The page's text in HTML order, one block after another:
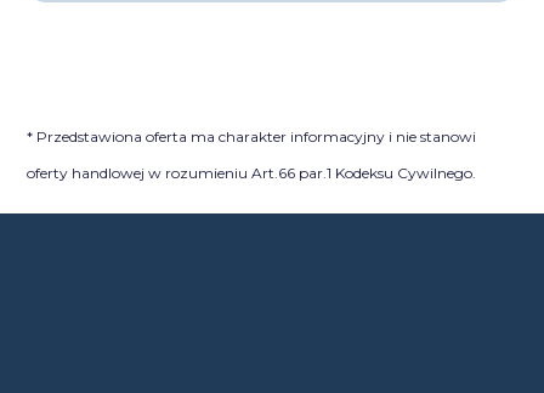
* Przedstawiona oferta ma charakter informacyjny i nie stanowi
oferty handlowej w rozumieniu Art.66 par.1 Kodeksu Cywilnego.